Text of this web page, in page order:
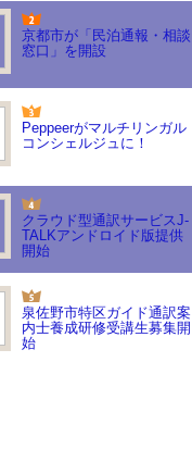
京都市が「民泊通報・相談
窓口」を開設
Peppeerがマルチリンガル
コンシェルジュに！
クラウド型通訳サービスJ-
TALKアンドロイド版提供
開始
泉佐野市特区ガイド通訳案
内士養成研修受講生募集開
始